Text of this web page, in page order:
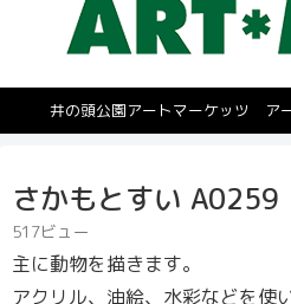
井の頭公園アートマーケッツ ア
さかもとすい A0259
517ビュー
主に動物を描きます。
アクリル、油絵、水彩などを使